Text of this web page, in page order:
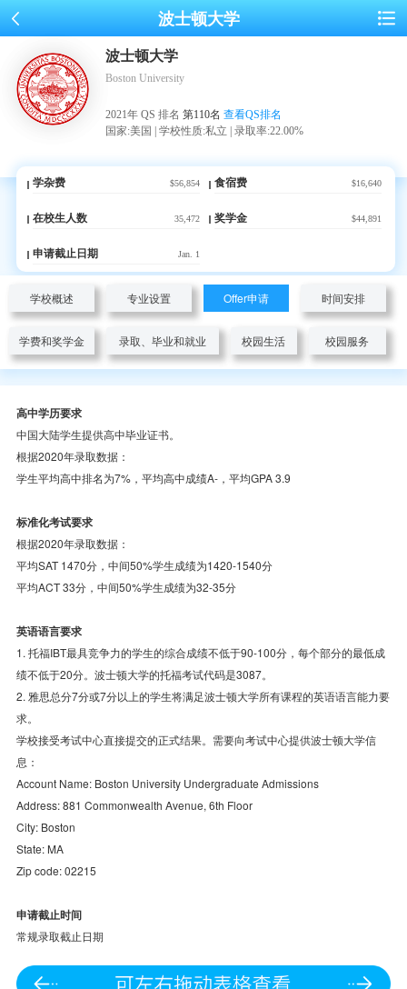
波士顿大学
波士顿大学
Boston University
2021年 QS 排名 第110名 查看QS排名
国家:美国 | 学校性质:私立 | 录取率:22.00%
学杂费 $56,854 食宿费 $16,640
在校生人数 35,472 奖学金 $44,891
申请截止日期 Jan. 1
学校概述 专业设置 Offer申请 时间安排
学费和奖学金 录取、毕业和就业 校园生活 校园服务
高中学历要求
中国大陆学生提供高中毕业证书。
根据2020年录取数据：
学生平均高中排名为7%，平均高中成绩A-，平均GPA 3.9
标准化考试要求
根据2020年录取数据：
平均SAT 1470分，中间50%学生成绩为1420-1540分
平均ACT 33分，中间50%学生成绩为32-35分
英语语言要求
1. 托福IBT最具竞争力的学生的综合成绩不低于90-100分，每个部分的最低成
绩不低于20分。波士顿大学的托福考试代码是3087。
2. 雅思总分7分或7分以上的学生将满足波士顿大学所有课程的英语语言能力要
求。
学校接受考试中心直接提交的正式结果。需要向考试中心提供波士顿大学信
息：
Account Name: Boston University Undergraduate Admissions
Address: 881 Commonwealth Avenue, 6th Floor
City: Boston
State: MA
Zip code: 02215
申请截止时间
常规录取截止日期